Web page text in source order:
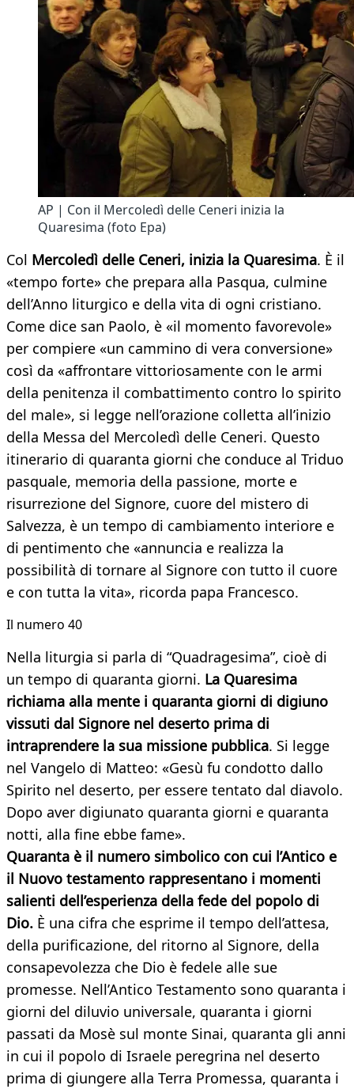
AP | Con il Mercoledì delle Ceneri inizia la
Quaresima (foto Epa)
Col Mercoledì delle Ceneri, inizia la Quaresima. È il
«tempo forte» che prepara alla Pasqua, culmine
dell’Anno liturgico e della vita di ogni cristiano.
Come dice san Paolo, è «il momento favorevole»
per compiere «un cammino di vera conversione»
così da «affrontare vittoriosamente con le armi
della penitenza il combattimento contro lo spirito
del male», si legge nell’orazione colletta all’inizio
della Messa del Mercoledì delle Ceneri. Questo
itinerario di quaranta giorni che conduce al Triduo
pasquale, memoria della passione, morte e
risurrezione del Signore, cuore del mistero di
Salvezza, è un tempo di cambiamento interiore e
di pentimento che «annuncia e realizza la
possibilità di tornare al Signore con tutto il cuore
e con tutta la vita», ricorda papa Francesco.
Il numero 40
Nella liturgia si parla di “Quadragesima”, cioè di
un tempo di quaranta giorni. La Quaresima
richiama alla mente i quaranta giorni di digiuno
vissuti dal Signore nel deserto prima di
intraprendere la sua missione pubblica. Si legge
nel Vangelo di Matteo: «Gesù fu condotto dallo
Spirito nel deserto, per essere tentato dal diavolo.
Dopo aver digiunato quaranta giorni e quaranta
notti, alla fine ebbe fame».
Quaranta è il numero simbolico con cui l’Antico e
il Nuovo testamento rappresentano i momenti
salienti dell’esperienza della fede del popolo di
Dio. È una cifra che esprime il tempo dell’attesa,
della purificazione, del ritorno al Signore, della
consapevolezza che Dio è fedele alle sue
promesse. Nell’Antico Testamento sono quaranta i
giorni del diluvio universale, quaranta i giorni
passati da Mosè sul monte Sinai, quaranta gli anni
in cui il popolo di Israele peregrina nel deserto
prima di giungere alla Terra Promessa, quaranta i